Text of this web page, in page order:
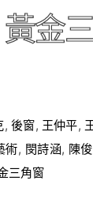
金
, 後窗, 王仲平,
術, 閔詩涵, 陳
三角窗